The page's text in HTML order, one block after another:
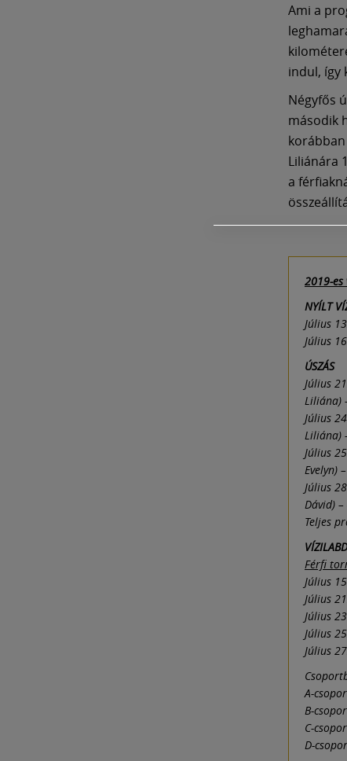
Ami a
indul, így
Négyfős
második
korábban
Liliánára
a
2019-es
NYÍLT
Július
Július
ÚSZÁS
Július
Liliána)
Július
Liliána)
Július
Evelyn)
Július
Dávid)
Teljes
Férfi
Július
Július
Július
Július
Július
A-
B-
C-
D-